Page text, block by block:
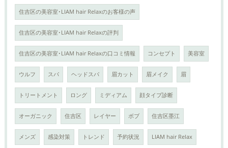
住吉区の美容室･LIAM hair Relaxのお客様の声
住吉区の美容室･LIAM hair Relaxの評判
住吉区の美容室･LIAM hair Relaxの口コミ情報 コンセプト 美容室
ウルフ スパ ヘッドスパ 眉カット 眉メイク 眉
トリートメント ロング ミディアム 顔タイプ診断
オーガニック 住吉区 レイヤー ボブ 住吉区墨江
メンズ 感染対策 トレンド 予約状況 LIAM hair Relax